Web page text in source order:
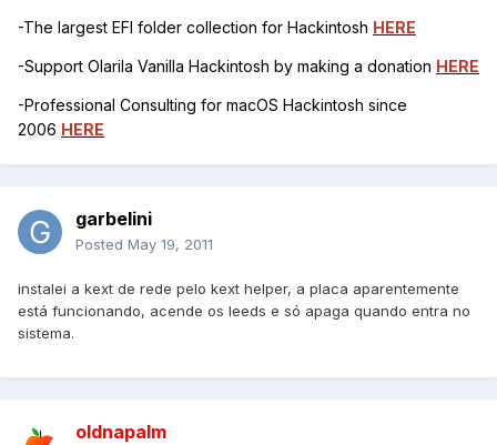
-The largest EFI folder collection for Hackintosh HERE
-Support Olarila Vanilla Hackintosh by making a donation HERE
-Professional Consulting for macOS Hackintosh since
2006 HERE
garbelini
Posted May 19, 2011
instalei a kext de rede pelo kext helper, a placa aparentemente
está funcionando, acende os leeds e só apaga quando entra no
sistema.
oldnapalm